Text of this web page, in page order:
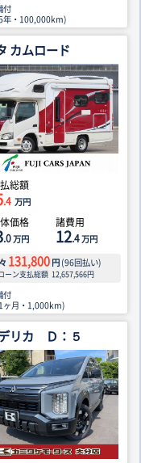
付
年・100,000km)
カムロード
総額
.4 万円
価格
.0万円
諸費用
12.4万円
131,800 円 (96回払い)
ーン支払総額 12,657,566円
付
ヶ月・1,000km)
リカ Ｄ：５